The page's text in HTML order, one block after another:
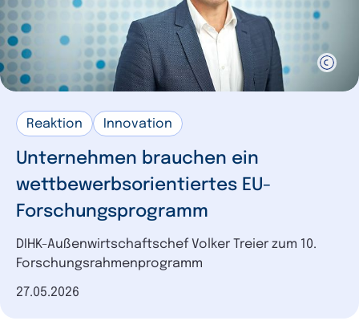
Reaktion Innovation
Unternehmen brauchen ein
wettbewerbsorientiertes EU-
Forschungsprogramm
DIHK-Außenwirtschaftschef Volker Treier zum 10.
Forschungsrahmenprogramm
Datum der Veröffentlichung
27.05.2026